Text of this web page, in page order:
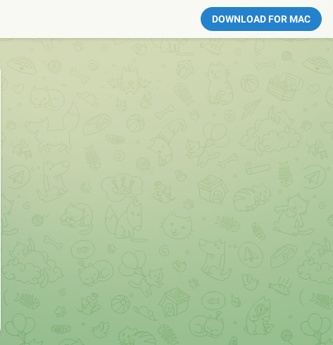
DOWNLOAD FOR MAC